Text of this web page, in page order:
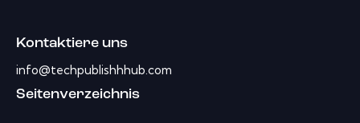
Kontaktiere uns
info@techpublishhhub.com
Seitenverzeichnis